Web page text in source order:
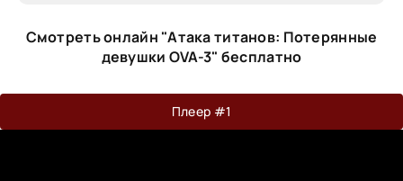
Смотреть онлайн "Атака титанов: Потерянные
девушки OVA-3" бесплатно
Плеер #1